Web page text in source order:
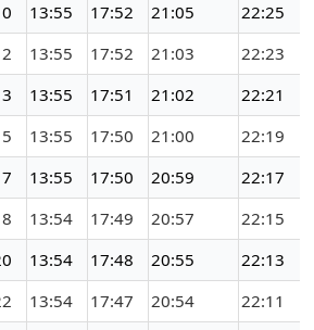
13:55 17:52 21:05
22:25
13:55 17:52 21:03
22:23
13:55 17:51 21:02
22:21
13:55 17:50 21:00
22:19
13:55 17:50 20:59
22:17
13:54 17:49 20:57
22:15
13:54 17:48 20:55
22:13
13:54 17:47 20:54
22:11